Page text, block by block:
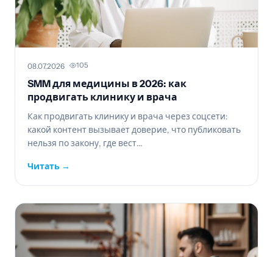
08.07.2026 105
SMM для медицины в 2026: как
продвигать клинику и врача
Как продвигать клинику и врача через соцсети:
какой контент вызывает доверие, что публиковать
нельзя по закону, где вест...
Читать →